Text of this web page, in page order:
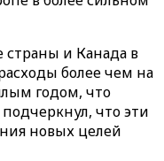
страны и Канада в
более чем на
годом, что
что эти
новых целей